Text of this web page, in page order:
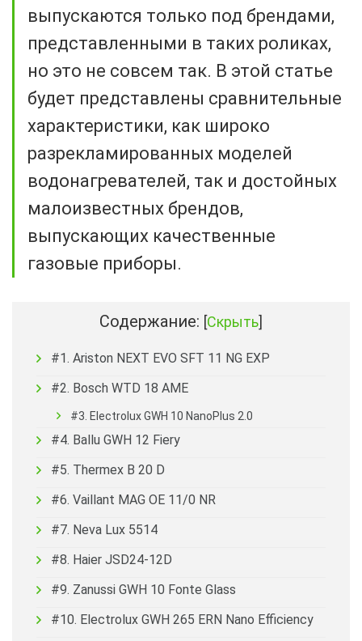
выпускаются только под брендами,
представленными в таких роликах,
но это не совсем так. В этой статье
будет представлены сравнительные
характеристики, как широко
разрекламированных моделей
водонагревателей, так и достойных
малоизвестных брендов,
выпускающих качественные
газовые приборы.
Содержание: [Скрыть]
#1. Ariston NEXT EVO SFT 11 NG EXP
#2. Bosch WTD 18 AME
#3. Electrolux GWH 10 NanoPlus 2.0
#4. Ballu GWH 12 Fiery
#5. Thermex B 20 D
#6. Vaillant MAG OE 11/0 NR
#7. Neva Lux 5514
#8. Haier JSD24-12D
#9. Zanussi GWH 10 Fonte Glass
#10. Electrolux GWH 265 ERN Nano Efficiency